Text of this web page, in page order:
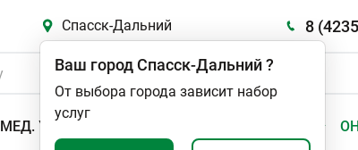
Спасск-Дальний 8
МЕД. УСЛУГИ
Ваш городСпасск-Дальний?
От выбора города зависит набор
услуг